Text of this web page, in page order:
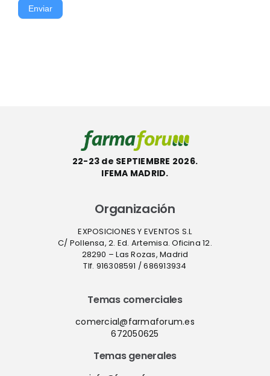
Enviar
22-23 de SEPTIEMBRE 2026.
IFEMA MADRID.
Organización
EXPOSICIONES Y EVENTOS S.L
C/ Pollensa, 2. Ed. Artemisa. Oficina 12.
28290 – Las Rozas, Madrid
Tlf. 916308591 / 686913934
Temas comerciales
comercial@farmaforum.es
672050625
Temas generales